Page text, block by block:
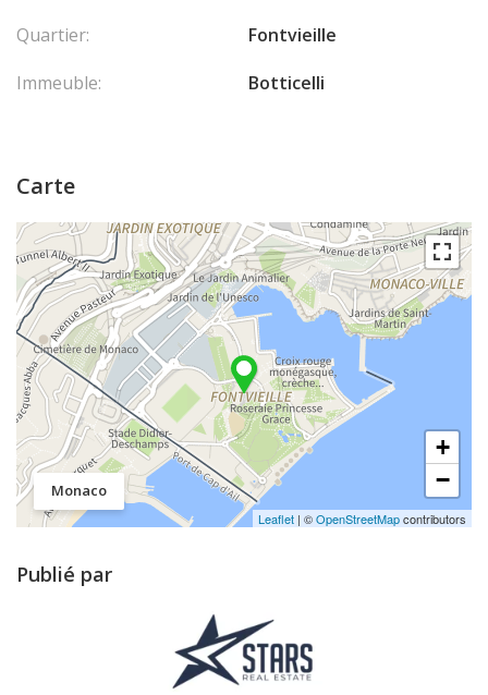
Quartier:
Fontvieille
Immeuble:
Botticelli
Carte
Monaco
+
−
Leaflet | ©OpenStreetMapcontributors
Publié par